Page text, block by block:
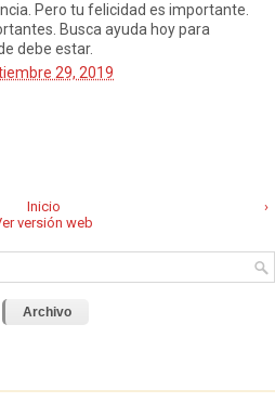
Pero tu felicidad es importante.
Busca ayuda hoy para
debe estar.
29, 2019
›
Inicio
versión web
Archivo